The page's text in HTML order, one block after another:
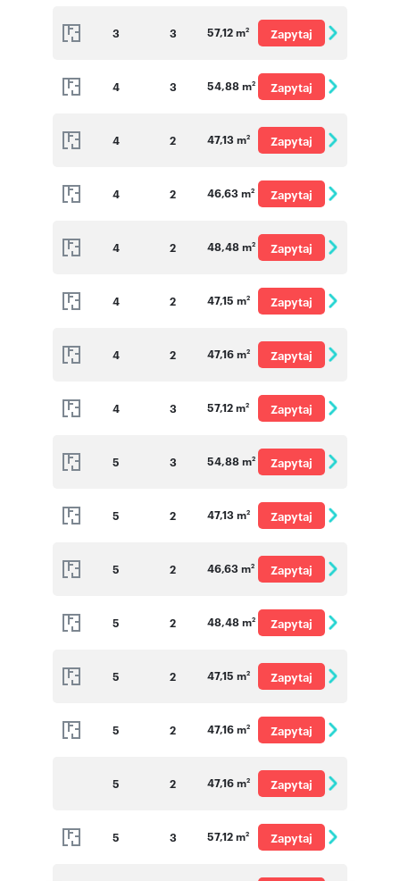
3 3 57,12 m2
Zapytaj
4 3 54,88 m2
Zapytaj
4 2 47,13 m2
Zapytaj
4 2 46,63 m2
Zapytaj
4 2 48,48 m2
Zapytaj
4 2 47,15 m2
Zapytaj
4 2 47,16 m2
Zapytaj
4 3 57,12 m2
Zapytaj
5 3 54,88 m2
Zapytaj
5 2 47,13 m2
Zapytaj
5 2 46,63 m2
Zapytaj
5 2 48,48 m2
Zapytaj
5 2 47,15 m2
Zapytaj
5 2 47,16 m2
Zapytaj
5 2 47,16 m2
Zapytaj
5 3 57,12 m2
Zapytaj